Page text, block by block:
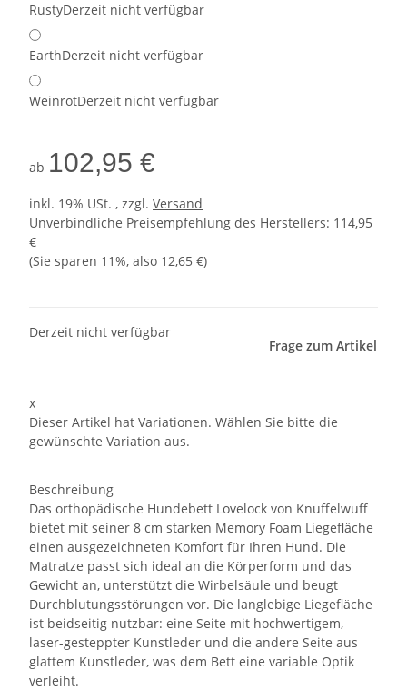
RustyDerzeit nicht verfügbar
EarthDerzeit nicht verfügbar
WeinrotDerzeit nicht verfügbar
ab 102,95 €
inkl. 19% USt. , zzgl. Versand
Unverbindliche Preisempfehlung des Herstellers: 114,95
€
(Sie sparen 11%, also 12,65 €)
Derzeit nicht verfügbar
Frage zum Artikel
x
Dieser Artikel hat Variationen. Wählen Sie bitte die
gewünschte Variation aus.
Beschreibung
Das orthopädische Hundebett Lovelock von Knuffelwuff
bietet mit seiner 8 cm starken Memory Foam Liegefläche
einen ausgezeichneten Komfort für Ihren Hund. Die
Matratze passt sich ideal an die Körperform und das
Gewicht an, unterstützt die Wirbelsäule und beugt
Durchblutungsstörungen vor. Die langlebige Liegefläche
ist beidseitig nutzbar: eine Seite mit hochwertigem,
laser-gesteppter Kunstleder und die andere Seite aus
glattem Kunstleder, was dem Bett eine variable Optik
verleiht.